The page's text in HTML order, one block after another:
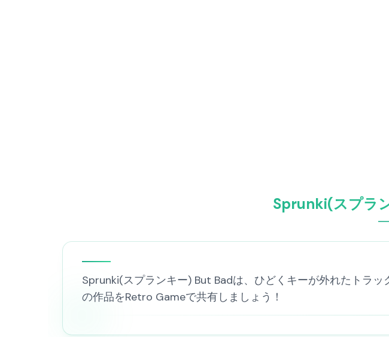
Sprunki(スプラ
Sprunki(スプランキー) But Badは、ひどくキーが外れたトラ
の作品をRetro Gameで共有しましょう！